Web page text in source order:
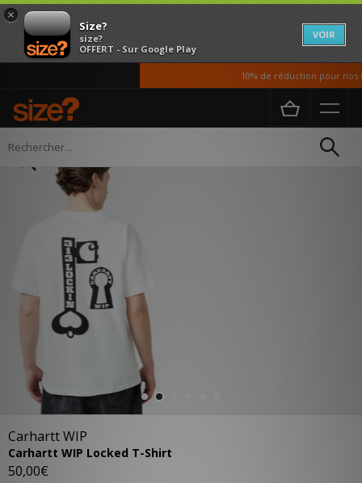
×
Size?
size?
OFFERT - Sur Google Play
VOIR
10% de réduction pour nos
Accueil Homme
Carhartt WIP
Carhartt WIP Locked T-Shirt
50,00€